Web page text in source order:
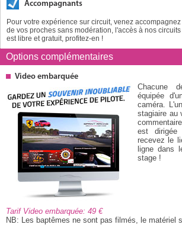
Accompagnants
Pour votre expérience sur circuit, venez accompagnez
de vos proches sans modération, l'accès à nos circuits
est libre et gratuit, profitez-en !
Options complémentaires
Video embarquée
Chacune
équipée
caméra.
stagiaire au
est
recevez le
ligne dans
stage !
Tarif Video embarquée: 49
NB: Les baptêmes ne sont pas filmés, le matériel